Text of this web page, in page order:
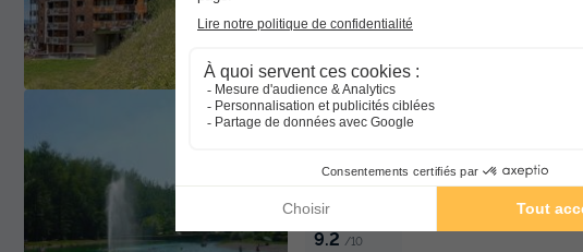
Camping le Clairet
Inf[ (37,2 km de Thones)
-Voir sur la
Avis clients
9.2 /10